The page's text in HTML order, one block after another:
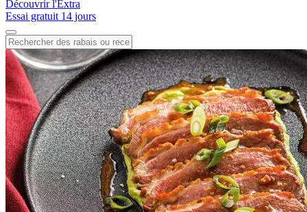
Découvrir l'Extra
Essai gratuit 14 jours